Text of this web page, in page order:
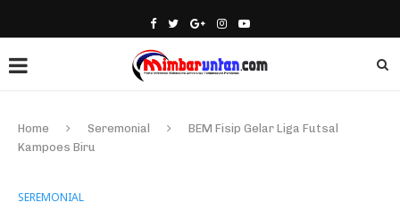
Home Seremonial
BEM Fisip Gelar Liga Futsal
Kampoes Biru
SEREMONIAL